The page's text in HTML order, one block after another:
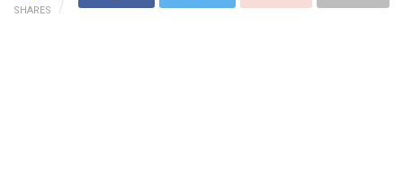
SHARES